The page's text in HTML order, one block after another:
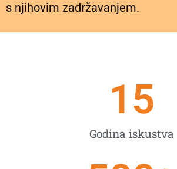
s njihovim zadržavanjem.
Godina iskustva
15